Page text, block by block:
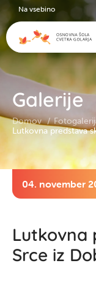
Galerije
Domov
Lutkovna predstava
04. november
Lutkovna
Srce iz
Na vsebino